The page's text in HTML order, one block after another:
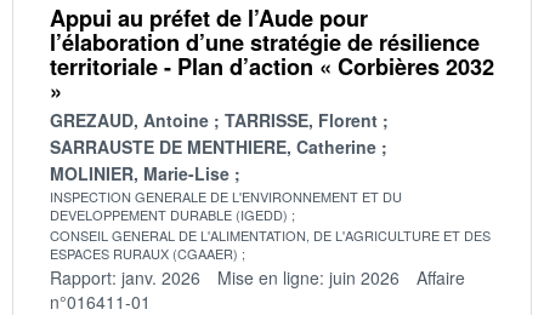
Appui au préfet de l’Aude pour
l’élaboration d’une stratégie de résilience
territoriale - Plan d’action « Corbières 2032
»
GREZAUD, Antoine
TARRISSE, Florent
SARRAUSTE DE MENTHIERE, Catherine
MOLINIER, Marie-Lise
INSPECTION GENERALE DE L'ENVIRONNEMENT ET DU
DEVELOPPEMENT DURABLE (IGEDD)
CONSEIL GENERAL DE L'ALIMENTATION, DE L'AGRICULTURE ET DES
ESPACES RURAUX (CGAAER)
Rapport: janv. 2026 Mise en ligne: juin 2026
Affaire
n°016411-01